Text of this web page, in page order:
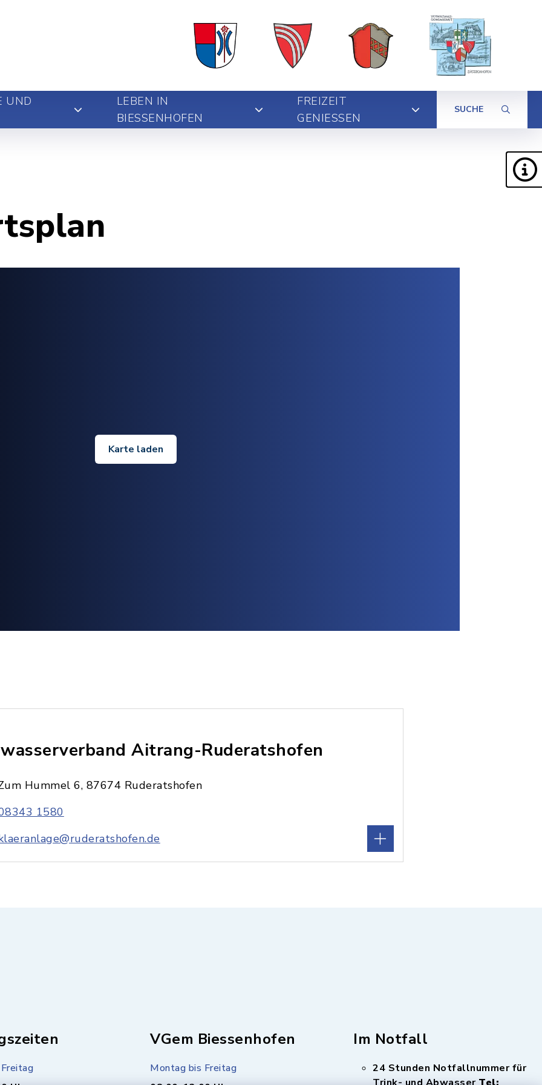
UND
LEBEN IN
BIESSENHOFEN
FREIZEIT
GENIESSEN
SUCHE
Karte laden
Aitrang-Ruderatshofen
Hummel 6, 87674 Ruderatshofen
1580
VGem Biessenhofen
Montag bis Freitag
Im Notfall
24 Stunden Notfallnummer für